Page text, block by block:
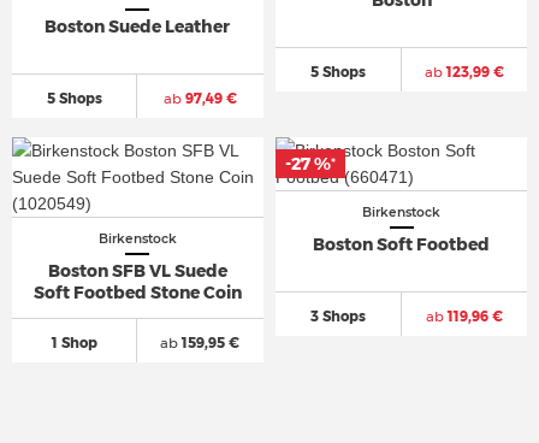
Boston Suede Leather
5 Shops ab97,49 €
5 Shops ab123,99 €
Birkenstock
Boston SFB VL Suede
Soft Footbed Stone Coin
1 Shop ab159,95 €
Birkenstock
Boston Soft Footbed
3 Shops ab119,96 €
-27 %*
-27 %*